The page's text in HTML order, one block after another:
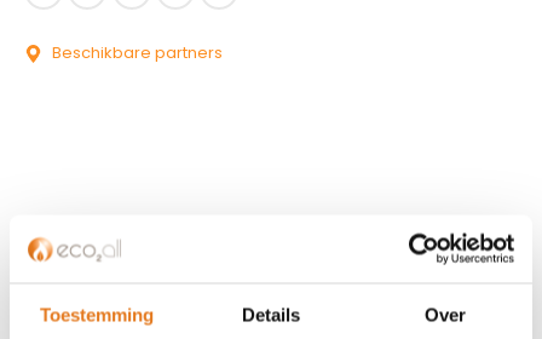
Toestemming Details Over
Beschikbare partners
Partner worden?
Over ons